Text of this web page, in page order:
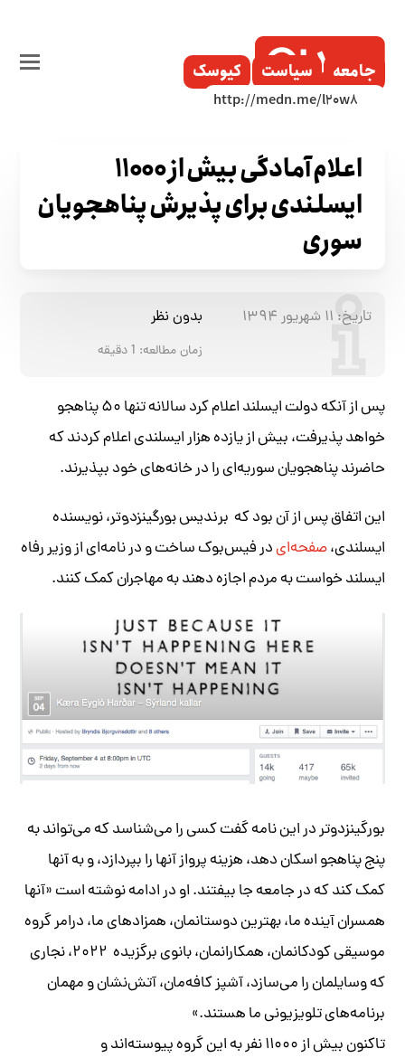
جامعه سیاست کیوسک
اعلام آمادگی بیش از ۱۱۰۰۰
ایسلندی برای پذیرش پناهجویان
سوری
تاریخ: ۱۱ شهریور ۱۳۹۴ بدون نظر
زمان مطالعه: 1دقیقه
پس از آنکه دولت ایسلند اعلام کرد سالانه تنها ۵۰ پناهجو
خواهد پذیرفت، بیش از یازده هزار ایسلندی اعلام کردند که
حاضرند پناهجویان سوریه‌ای را در خانه‌های خود بپذیرند.
این اتفاق پس از آن بود که برندیس بورگینزدوتر،نویسنده
ایسلندی،صفحه‌ایدر فیس‌بوک ساخت و در نامه‌ای از وزیر رفاه
ایسلند خواست به مردم اجازه دهند به مهاجران کمک کنند.
بورگینزدوتر در این نامه گفت کسی را می‌شناسد که می‌تواند به
پنج پناهجو اسکان دهد، هزینه پرواز آنها را بپردازد، و به آنها
کمک کند که در جامعه جا بیفتند. او در ادامه نوشته است «آنها
همسران آینده ما، بهترین دوستانمان، همزادهای ما، درامر گروه
موسیقی کودکانمان، همکارانمان، بانوی برگزیده ۲۰۲۲، نجاری
که وسایلمان را می‌سازد، آشپز کافه‌مان، آتش‌نشان و مهمان
برنامه‌های تلویزیونی ما هستند.»
تاکنون بیش از ۱۱۰۰۰ نفر به این گروه پیوسته‌اند و